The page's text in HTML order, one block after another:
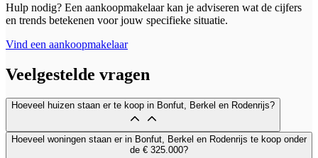
Hulp nodig? Een aankoopmakelaar kan je adviseren wat de cijfers
en trends betekenen voor jouw specifieke situatie.
Vind een aankoopmakelaar
Veelgestelde vragen
Hoeveel huizen staan er te koop in Bonfut, Berkel en Rodenrijs?
Hoeveel woningen staan er in Bonfut, Berkel en Rodenrijs te koop onder
de € 325.000?